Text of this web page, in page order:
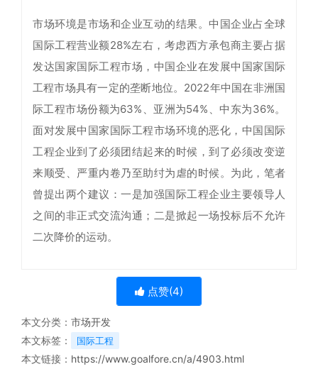
市场环境是市场和企业互动的结果。中国企业占全球
国际工程营业额28%左右，考虑西方承包商主要占据
发达国家国际工程市场，中国企业在发展中国家国际
工程市场具有一定的垄断地位。2022年中国在非洲国
际工程市场份额为63%、亚洲为54%、中东为36%。
面对发展中国家国际工程市场环境的恶化，中国国际
工程企业到了必须团结起来的时候，到了必须改变逆
来顺受、严重内卷乃至助纣为虐的时候。为此，笔者
曾提出两个建议：一是加强国际工程企业主要领导人
之间的非正式交流沟通；二是掀起一场投标后不允许
二次降价的运动。
点赞(4)
本文分类： 市场开发
本文标签：
​国际工程
本文链接： https://www.goalfore.cn/a/4903.html